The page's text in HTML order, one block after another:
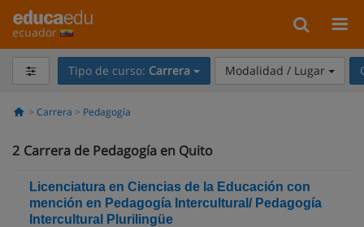
ecuador
Tipo de curso: Carrera Modalidad / Lugar
Carrera Pedagogía
2 Carrera de Pedagogía en Quito
Licenciatura en Ciencias de la Educación con
mención en Pedagogía Intercultural/ Pedagogía
Intercultural Plurilingüe